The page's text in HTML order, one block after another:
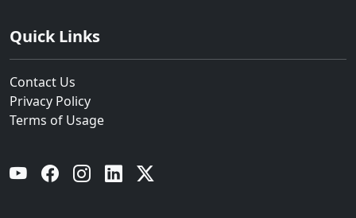
Quick Links
Contact Us
Privacy Policy
Terms of Usage
YouTube Facebook Instagram Linkedin